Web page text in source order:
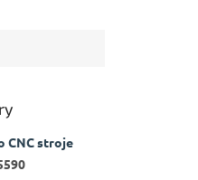
CNC stroje